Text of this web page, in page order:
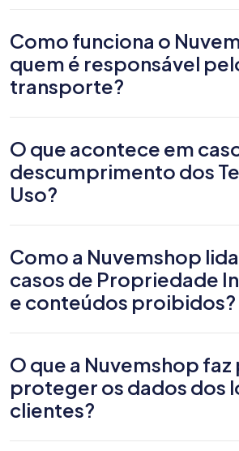
Como funciona o
quem é responsável
transporte?
O que acontece em
descumprimento dos
Uso?
Como a Nuvemshop
casos de Propriedade
e conteúdos proibidos?
O que a Nuvemshop faz
proteger os dados dos
clientes?